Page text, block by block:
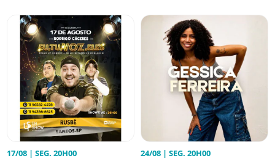
17/08 | SEG. 20H00 24/08 | SEG. 20H00